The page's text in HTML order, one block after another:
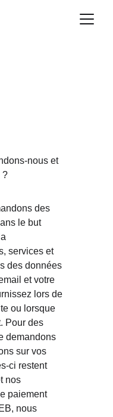
nous et
?
des
le but
services et
des données
et votre
lors de
ou lorsque
Pour des
demandons
sur vos
ci restent
nos
paiement
nous